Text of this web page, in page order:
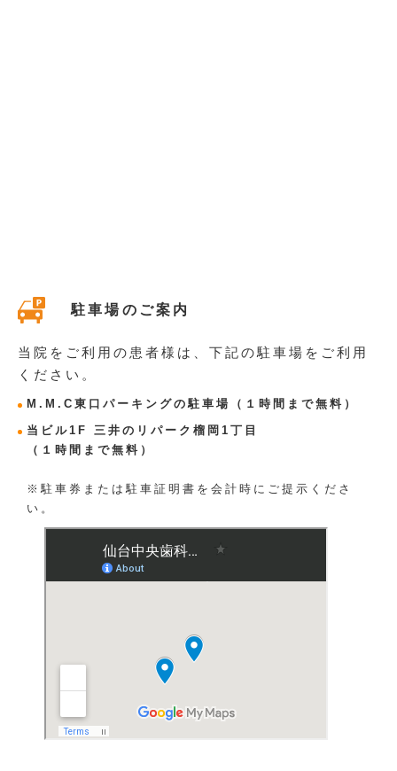
駐車場のご案内
当院をご利用の患者様は、下記の駐車場をご利用
ください。
M.M.C東口パーキングの駐車場
（１時間まで無料）
当ビル1F 三井のリパーク榴岡1丁目
（１時間まで無料）
※駐車券または駐車証明書を会計時にご提示くださ
い。